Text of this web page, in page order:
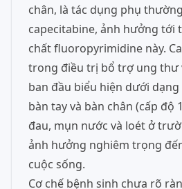
chân, là tác dụng phụ
capecitabine, ảnh hưởng tới
chất fluoropyrimidine này.
trong điều trị bổ trợ ung thư
ban đầu biểu hiện dưới
bàn tay và bàn chân (cấp
đau, mụn nước và loét ở
ảnh hưởng nghiêm trọng
cuộc sống.
Cơ chế bệnh sinh chưa rõ